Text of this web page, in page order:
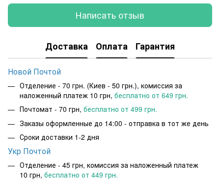
Написать отзыв
Доставка Оплата Гарантия
Новой Почтой
Отделение - 70 грн. (Киев - 50 грн.), комиссия за
наложенный платеж 10 грн, бесплатно от 649 грн.
Почтомат - 70 грн, бесплатно от 499 грн.
Заказы оформленные до 14:00 - отправка в тот же день
Сроки доставки 1-2 дня
Укр Почтой
Отделение - 45 грн, комиссия за наложенный платеж
10 грн, бесплатно от 449 грн.